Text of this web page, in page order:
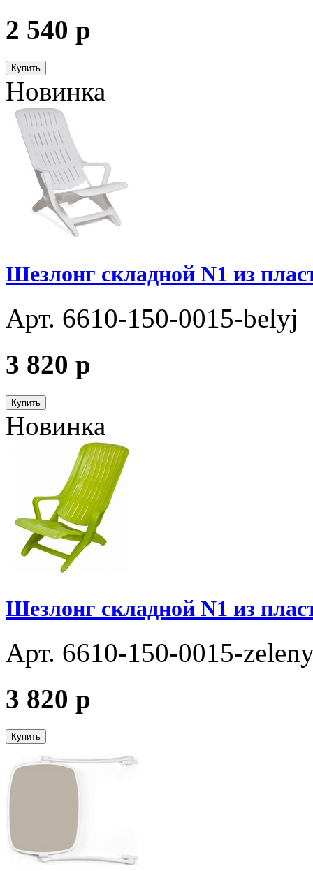
2 540 p
Купить
Новинка
Шезлонг складной N1 из
Арт. 6610-150-0015-belyj
3 820 p
Купить
Новинка
Шезлонг складной N1 из
Арт. 6610-150-0015-
3 820 p
Купить